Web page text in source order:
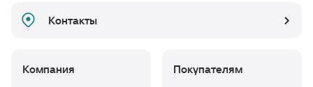
Контакты
Компания Покупателям